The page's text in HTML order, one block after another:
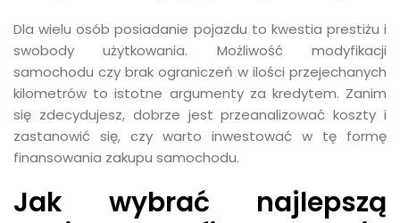
Dla wielu osób posiadanie pojazdu to kwestia prestiżu i
swobody użytkowania. Możliwość modyfikacji
samochodu czy brak ograniczeń w ilości przejechanych
kilometrów to istotne argumenty za kredytem. Zanim
się zdecydujesz, dobrze jest przeanalizować koszty i
zastanowić się, czy warto inwestować w tę formę
finansowania zakupu samochodu.
Jak wybrać najlepszą